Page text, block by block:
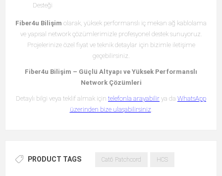
Desteği
Fiber4u Bilişim olarak, yüksek performanslı iç mekan ağ kablolama
ve yapısal network çözümlerimizle profesyonel destek sunuyoruz.
Projelerinize özel fiyat ve teknik detaylar için bizimle iletişime
geçebilirsiniz.
Fiber4u Bilişim – Güçlü Altyapı ve Yüksek Performanslı
Network Çözümleri
Detaylı bilgi veya teklif almak için telefonla arayabilir ya da WhatsApp
üzerinden bize ulaşabilirsiniz.
PRODUCT TAGS Cat6 Patchcord HCS